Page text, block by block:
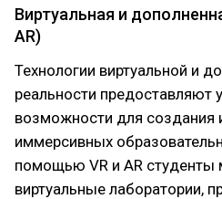
Виртуальная и
AR)
Технологии виртуальной и
реальности предоставляют
возможности для создания
иммерсивных
помощью VR и AR студенты
виртуальные лаборатории,